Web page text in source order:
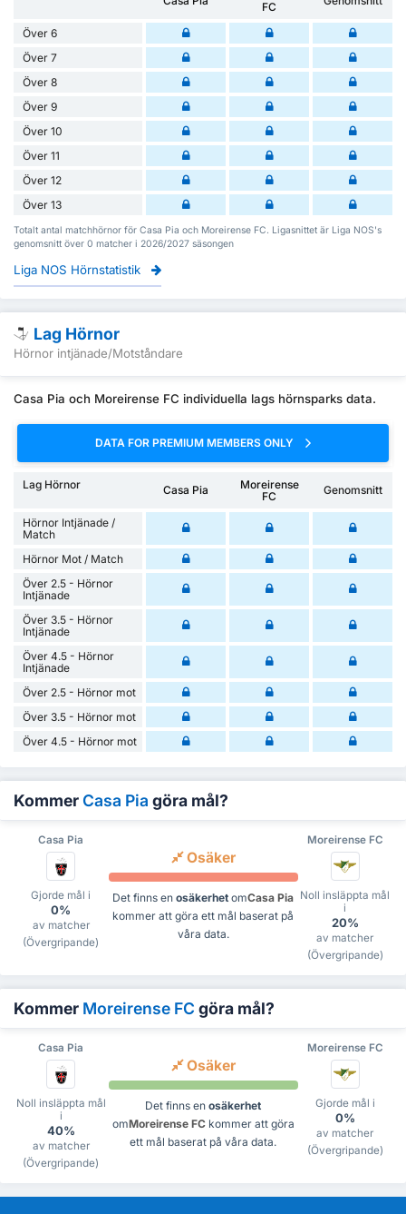
FC
Över 6
Över 7
Över 8
Över 9
Över 10
Över 11
Över 12
Över 13
Totalt antal matchhörnor för Casa Pia och Moreirense FC. Ligasnittet är Liga NOS's
genomsnitt över 0 matcher i 2026/2027 säsongen
Liga NOS Hörnstatistik
Lag Hörnor
Hörnor intjänade/Motståndare
Casa Pia och Moreirense FC individuella lags hörnsparks data.
DATA FOR PREMIUM MEMBERS ONLY
Lag Hörnor Casa Pia
Moreirense
FC
Genomsnitt
Hörnor Intjänade /
Match
Hörnor Mot / Match
Över 2.5 - Hörnor
Intjänade
Över 3.5 - Hörnor
Intjänade
Över 4.5 - Hörnor
Intjänade
Över 2.5 - Hörnor mot
Över 3.5 - Hörnor mot
Över 4.5 - Hörnor mot
Kommer Casa Pia göra mål?
Casa Pia Moreirense FC
Gjorde mål i
0%
av matcher
(Övergripande)
Osäker
Det finns en osäkerhet omCasa Pia
kommer att göra ett mål baserat på
våra data.
Noll insläppta mål
i
20%
av matcher
(Övergripande)
Kommer Moreirense FC göra mål?
Casa Pia Moreirense FC
Noll insläppta mål
i
40%
av matcher
(Övergripande)
Osäker
Det finns en osäkerhet
omMoreirense FC kommer att göra
ett mål baserat på våra data.
Gjorde mål i
0%
av matcher
(Övergripande)